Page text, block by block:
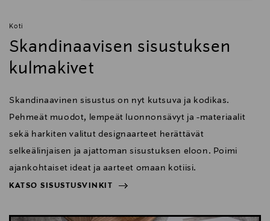
Koti
Skandinaavisen sisustuksen
kulmakivet
Skandinaavinen sisustus on nyt kutsuva ja kodikas.
Pehmeät muodot, lempeät luonnonsävyt ja -materiaalit
sekä harkiten valitut designaarteet herättävät
selkeälinjaisen ja ajattoman sisustuksen eloon. Poimi
ajankohtaiset ideat ja aarteet omaan kotiisi.
KATSO SISUSTUSVINKIT